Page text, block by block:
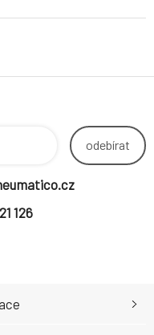
odebírat
126